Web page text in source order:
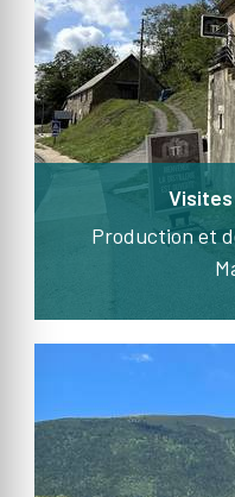
Production et